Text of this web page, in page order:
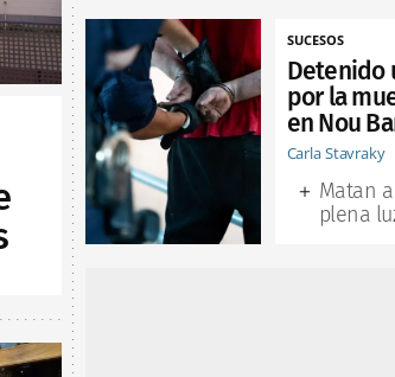
SUCESOS
Detenido
por la
en Nou
Carla Stavraky
Matan
plena